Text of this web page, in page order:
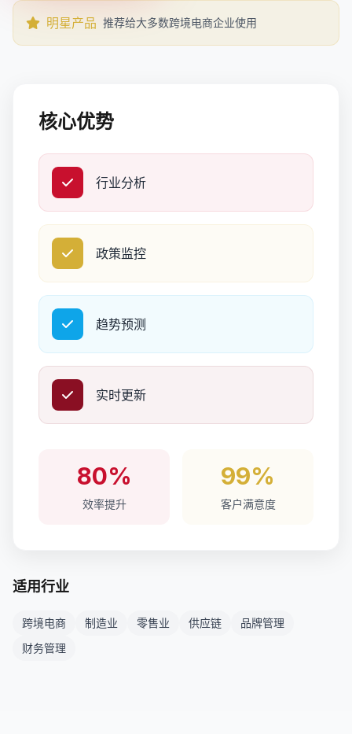
明星产品 推荐给大多数跨境电商企业使用
核心优势
行业分析
政策监控
趋势预测
实时更新
80%
效率提升
99%
客户满意度
适用行业
跨境电商 制造业 零售业 供应链
品牌管理
财务管理